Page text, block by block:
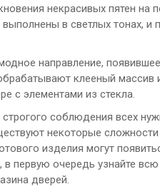
некрасивых пятен на
в светлых тонах, и
направление,
клееный массив
с элементами из стекла.
соблюдения всех
некоторые
изделия могут
в первую очередь узнайте
дверей.